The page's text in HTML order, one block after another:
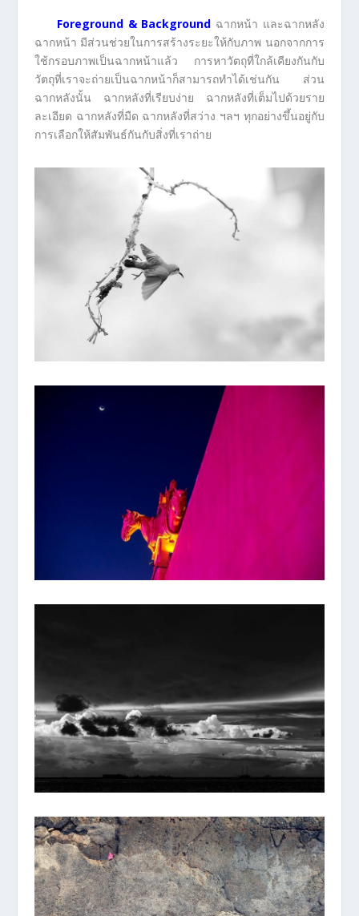
Foreground & Background ฉากหน้า และฉากหลัง
ฉากหน้า มีส่วนช่วยในการสร้างระยะให้กับภาพ นอกจากการ
ใช้กรอบภาพเป็นฉากหน้าแล้ว การหาวัตถุที่ใกล้เคียงกันกับ
วัตถุที่เราจะถ่ายเป็นฉากหน้าก็สามารถทำได้เช่นกัน ส่วน
ฉากหลังนั้น ฉากหลังที่เรียบง่าย ฉากหลังที่เต็มไปด้วยราย
ละเอียด ฉากหลังที่มืด ฉากหลังที่สว่าง ฯลฯ ทุกอย่างขึ้นอยู่กับ
การเลือกให้สัมพันธ์กันกับสิ่งที่เราถ่าย